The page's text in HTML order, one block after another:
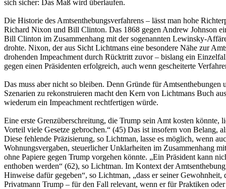
sich sicher: Das Maß wird überlaufen.
Die Historie des Amtsenthebungsverfahrens – lässt man hohe
Richard Nixon und Bill Clinton. Das 1868 gegen Andrew Johnson
Bill Clinton im Zusammenhang mit der sogenannten Lewinsky-
drohte. Nixon, der aus Sicht Lichtmans eine besondere Nähe zur
drohenden Impeachment durch Rücktritt zuvor – bislang ein
gegen einen Präsidenten erfolgreich, auch wenn gescheiterte
Das muss aber nicht so bleiben. Denn Gründe für
Szenarien zu rekonstruieren macht den Kern von Lichtmans Buch
wiederum ein Impeachment rechtfertigen würde.
Eine erste Grenzüberschreitung, die Trump sein Amt kosten könnte,
Vorteil viele Gesetze gebrochen.“ (45) Das ist insofern von Belang,
Diese fehlende Präzisierung, so Lichtman, lasse es möglich, wenn
Wohnungsvergaben, steuerlicher Unklarheiten im Zusammenhang
ohne Papiere gegen Trump vorgehen könnte. „Ein Präsident kann
enthoben werden“ (62), so Lichtman. Im Kontext der
Hinweise dafür gegeben“, so Lichtman, „dass er seiner
Privatmann Trump – für den Fall relevant, wenn er für Praktiken